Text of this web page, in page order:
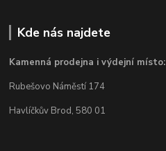
Kde nás najdete
Kamenná prodejna i výdejní místo:
Rubešovo Náměstí 174
Havlíčkův Brod, 580 01